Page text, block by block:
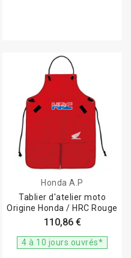
Honda A.P
Tablier d'atelier moto
Origine Honda / HRC Rouge
110,86 €
4 à 10 jours ouvrés*